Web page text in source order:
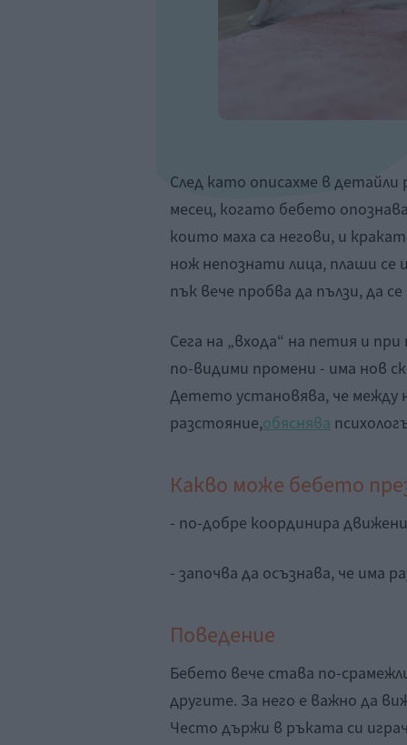
След като описахме в
месец, когато бебето
които маха са негови, и
нож непознати лица, плаши се
пък вече пробва да пълзи, да
Сега на „входа“ на петия и
по-видими промени - има нов
Детето установява, че между
разстояние,обяснява
Какво може бебето
- по-добре координира
- започва да осъзнава, че има
Поведение
Бебето вече става по-
другите. За него е важно да
Често държи в ръката си